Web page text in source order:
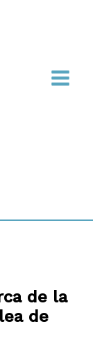
de la
de